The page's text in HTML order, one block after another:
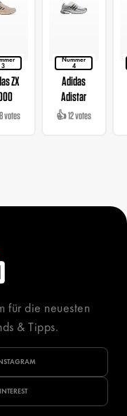
3
ZX
votes
Nummer
4
Adidas
Adistar
👍 12 votes
für die neuesten
& Tipps.